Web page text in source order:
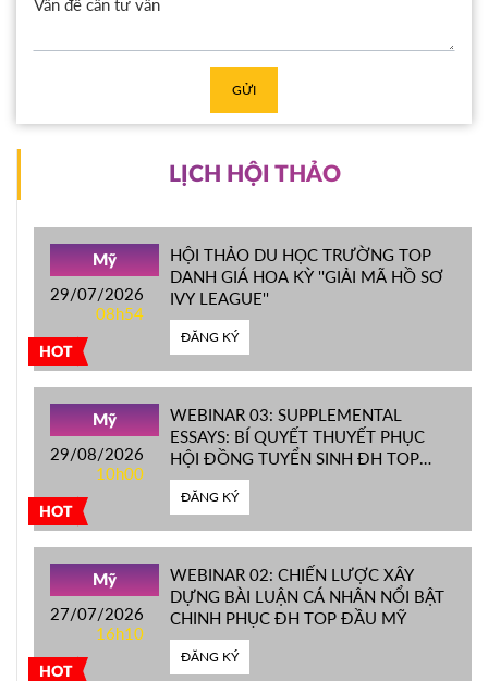
GỬI
LỊCH HỘI THẢO
HOT
Mỹ
29/07/2026
08h54
HỘI THẢO DU HỌC TRƯỜNG TOP
DANH GIÁ HOA KỲ ''GIẢI MÃ HỒ SƠ
IVY LEAGUE''
ĐĂNG KÝ
HOT
Mỹ
29/08/2026
10h00
WEBINAR 03: SUPPLEMENTAL
ESSAYS: BÍ QUYẾT THUYẾT PHỤC
HỘI ĐỒNG TUYỂN SINH ĐH TOP
ĐẦU MỸ
ĐĂNG KÝ
HOT
Mỹ
27/07/2026
16h10
WEBINAR 02: CHIẾN LƯỢC XÂY
DỰNG BÀI LUẬN CÁ NHÂN NỔI BẬT
CHINH PHỤC ĐH TOP ĐẦU MỸ
ĐĂNG KÝ